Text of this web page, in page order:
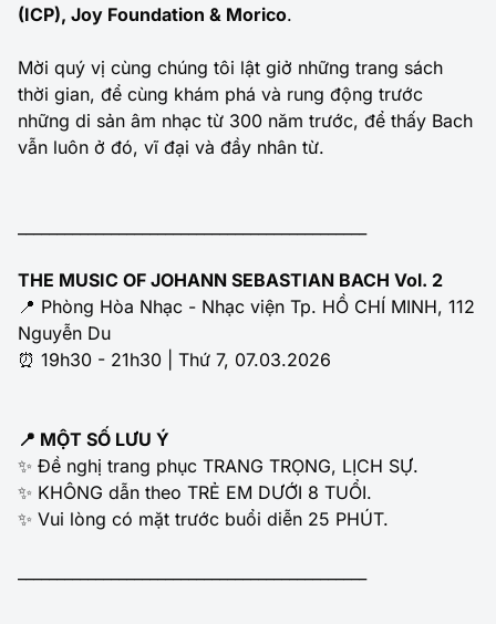
(ICP), Joy Foundation & Morico.
Mời quý vị cùng chúng tôi lật giở những trang sách
thời gian, để cùng khám phá và rung động trước
những di sản âm nhạc từ 300 năm trước, để thấy Bach
vẫn luôn ở đó, vĩ đại và đầy nhân từ.
THE MUSIC OF JOHANN SEBASTIAN BACH Vol. 2
📍 Phòng Hòa Nhạc - Nhạc viện Tp. HỒ CHÍ MINH, 112
Nguyễn Du
⏰ 19h30 - 21h30 | Thứ 7, 07.03.2026
📍 MỘT SỐ LƯU Ý
✨ Đề nghị trang phục TRANG TRỌNG, LỊCH SỰ.
✨ KHÔNG dẫn theo TRẺ EM DƯỚI 8 TUỔI.
✨ Vui lòng có mặt trước buổi diễn 25 PHÚT.